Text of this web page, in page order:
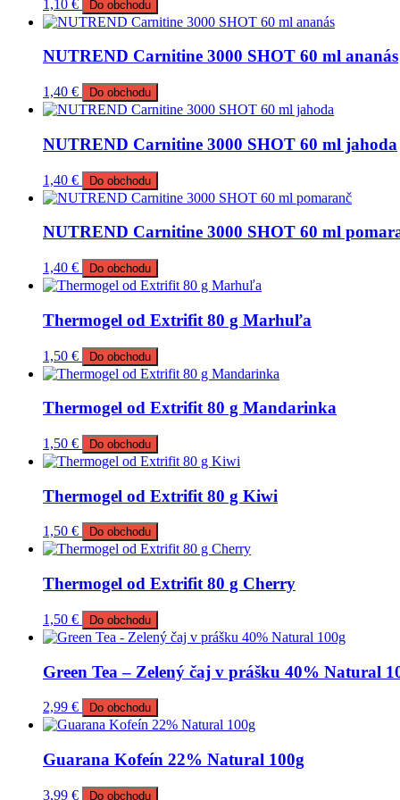
1,10 € Do obchodu
NUTREND Carnitine 3000 SHOT 60 ml ananás
1,40 € Do obchodu
NUTREND Carnitine 3000 SHOT 60 ml jahoda
1,40 € Do obchodu
NUTREND Carnitine 3000 SHOT 60 ml
1,40 € Do obchodu
Thermogel od Extrifit 80 g Marhuľa
1,50 € Do obchodu
Thermogel od Extrifit 80 g Mandarinka
1,50 € Do obchodu
Thermogel od Extrifit 80 g Kiwi
1,50 € Do obchodu
Thermogel od Extrifit 80 g Cherry
1,50 € Do obchodu
Green Tea – Zelený čaj v prášku 40% Natural
2,99 € Do obchodu
Guarana Kofeín 22% Natural 100g
3,99 € Do obchodu